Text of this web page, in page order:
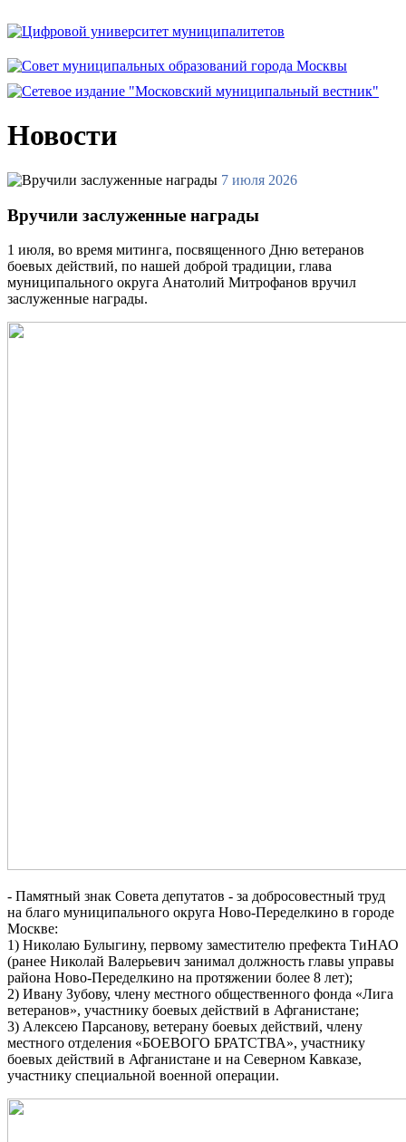
Новости
7 июля 2026
Вручили заслуженные награды
1 июля, во время митинга, посвященного Дню ветеранов
боевых действий, по нашей доброй традиции, глава
муниципального округа Анатолий Митрофанов вручил
заслуженные награды.
- Памятный знак Совета депутатов - за добросовестный труд
на благо муниципального округа Ново-Переделкино в городе
Москве:
1) Николаю Булыгину, первому заместителю префекта ТиНАО
(ранее Николай Валерьевич занимал должность главы управы
района Ново-Переделкино на протяжении более 8 лет);
2) Ивану Зубову, члену местного общественного фонда «Лига
ветеранов», участнику боевых действий в Афганистане;
3) Алексею Парсанову, ветерану боевых действий, члену
местного отделения «БОЕВОГО БРАТСТВА», участнику
боевых действий в Афганистане и на Северном Кавказе,
участнику специальной военной операции.